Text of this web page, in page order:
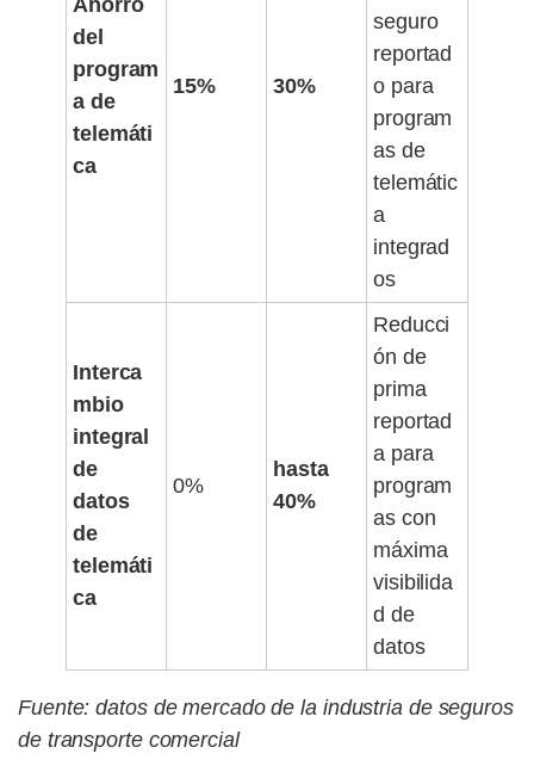
Ahorro
del
program
a de
telemáti
ca
15% 30%
seguro
reportad
o para
program
as de
telemátic
a
integrad
os
Interca
mbio
integral
de
datos
de
telemáti
ca
0%
hasta
40%
Reducci
ón de
prima
reportad
a para
program
as con
máxima
visibilida
d de
datos
Fuente: datos de mercado de la industria de seguros
de transporte comercial